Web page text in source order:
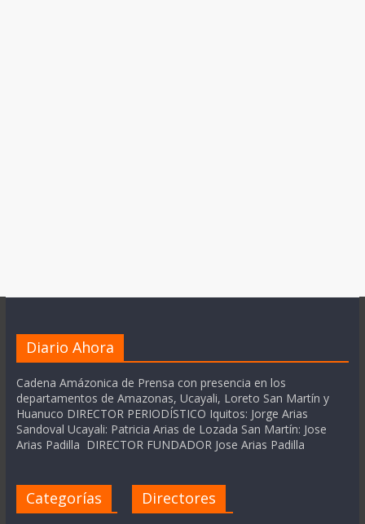
Diario Ahora
Cadena Amázonica de Prensa con presencia en los
departamentos de Amazonas, Ucayali, Loreto San Martín y
Huanuco DIRECTOR PERIODÍSTICO Iquitos: Jorge Arias
Sandoval Ucayali: Patricia Arias de Lozada San Martín: Jose
Arias Padilla DIRECTOR FUNDADOR Jose Arias Padilla
Categorías Directores